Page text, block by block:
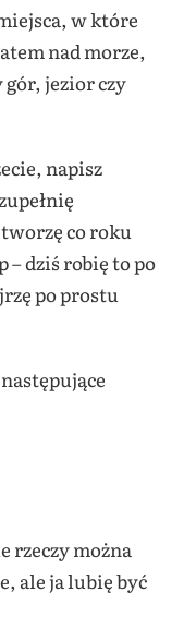
w które
nad morze,
gór, jezior czy
napisz
co roku
– dziś robię to po
po prostu
rzeczy można
ale ja lubię być